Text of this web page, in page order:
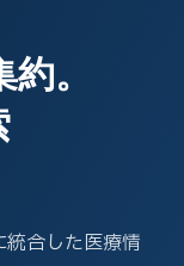
。
合した医療情